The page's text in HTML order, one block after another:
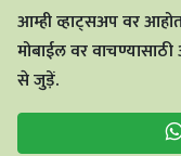
आम्ही व्हाट्सअप वर
मोबाईल वर
से जुड़ें.